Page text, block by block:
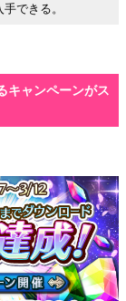
できる。
キャンペーンがス